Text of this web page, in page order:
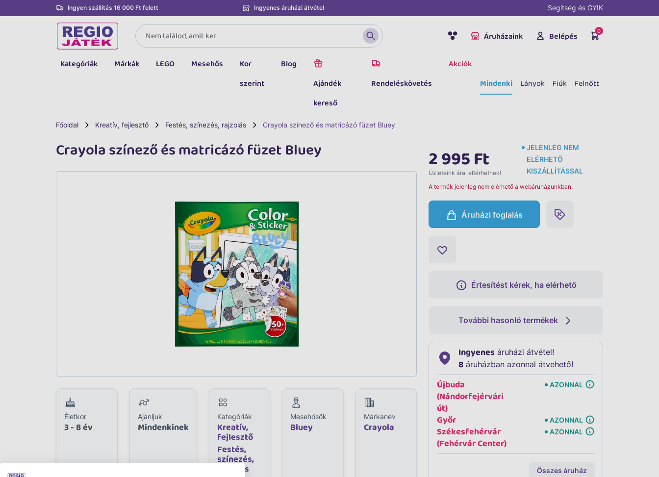
Ingyen szállítás 16 000 Ft felett Ingyenes áruházi átvétel Segítség és GYIK
Áruházaink Belépés 0
Kategóriák
LEGO
Kreatív, fejlesztő
Márkák LEGO Mesehős
Kor
szerint
Blog
Ajándék
kereső
Rendeléskövetés
Akciók
Mindenki
Lányok Fiúk Felnőtt
Főoldal Kreatív, fejlesztő Festés, színezés, rajzolás Crayola színező és matricázó füzet Bluey
Crayola színező és matricázó füzet Bluey
Életkor
3 - 8 év
Ajánljuk
Mindenkinek
Kategóriák
Kreatív,
fejlesztő
Festés,
színezés,
rajzolás
Mesehősök
Bluey
Márkanév
Crayola
2 995 Ft
Üzleteink árai eltérhetnek!
JELENLEG NEM
ELÉRHETŐ
KISZÁLLÍTÁSSAL
A termék jelenleg nem elérhető a webáruházunkban.
Áruházi foglalás
Értesítést kérek, ha elérhető
További hasonló termékek
Ingyenes áruházi átvétel!
8 áruházban azonnal átvehető!
Újbuda
(Nándorfejérvári
út)
AZONNAL
Győr AZONNAL
Székesfehérvár
(Fehérvár Center)
AZONNAL
Összes áruház